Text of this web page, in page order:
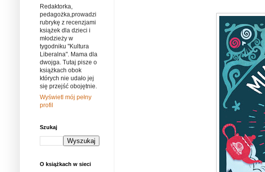
Redaktorka,
pedagożka,prowadzi
rubrykę z recenzjami
książek dla dzieci i
młodzieży w
tygodniku "Kultura
Liberalna". Mama dla
dwojga. Tutaj pisze o
książkach obok
których nie udało jej
się przejść obojętnie.
Wyświetl mój pełny
profil
Szukaj
O książkach w sieci